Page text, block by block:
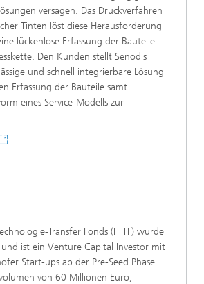
versagen. Das Druckverfahren
Tinten löst diese Herausforderung
lückenlose Erfassung der Bauteile
Den Kunden stellt Senodis
und schnell integrierbare Lösung
Erfassung der Bauteile samt
eines Service-Modells zur
Transfer Fonds (FTTF) wurde
ist ein Venture Capital Investor mit
Start-ups ab der Pre-Seed Phase.
von 60 Millionen Euro,